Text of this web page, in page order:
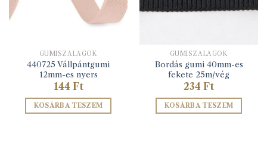
GUMISZALAGOK
440725 Vállpántgumi
12mm-es nyers
144 Ft
KOSÁRBA TESZEM
GUMISZALAGOK
Bordás gumi 40mm-es
fekete 25m/vég
234 Ft
KOSÁRBA TESZEM